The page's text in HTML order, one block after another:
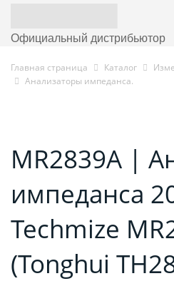
Официальный дистрибьютор
Главная страница Каталог
Анализаторы импеданса.
MR2839A |
импеданса
Techmize
(Tonghui